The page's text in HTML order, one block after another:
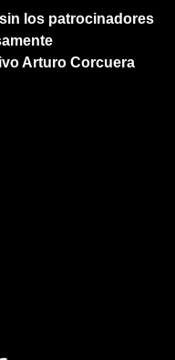
los patrocinadores
Arturo Corcuera